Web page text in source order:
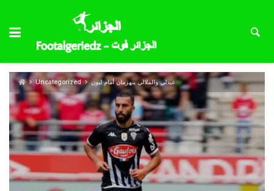
Uncategorized عبدلي والملالي ينهزمان أمام ليون